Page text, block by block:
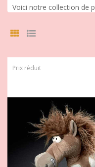
Voici notre collection de
Prix réduit